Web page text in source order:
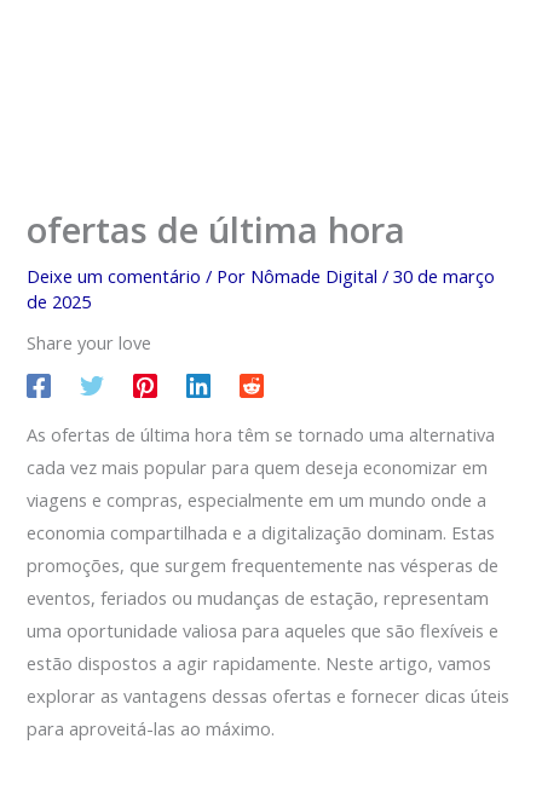
ofertas de última hora
Deixe um comentário / Por Nômade Digital/30 de março
de 2025
Share your love
As ofertas de última hora têm se tornado uma alternativa
cada vez mais popular para quem deseja economizar em
viagens e compras, especialmente em um mundo onde a
economia compartilhada e a digitalização dominam. Estas
promoções, que surgem frequentemente nas vésperas de
eventos, feriados ou mudanças de estação, representam
uma oportunidade valiosa para aqueles que são flexíveis e
estão dispostos a agir rapidamente. Neste artigo, vamos
explorar as vantagens dessas ofertas e fornecer dicas úteis
para aproveitá-las ao máximo.